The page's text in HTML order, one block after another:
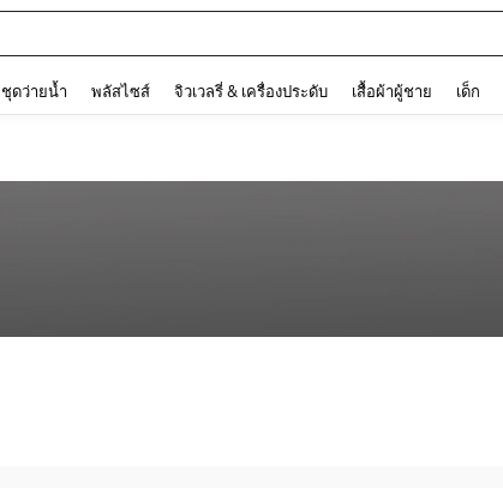
ชุดว่ายน้ำ พลัสไซส์ จิวเวลรี่ & เครื่องประดับ เสื้อผ้าผู้ชาย เด็ก